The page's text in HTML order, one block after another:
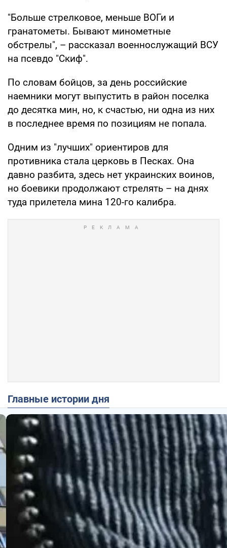
"Больше стрелковое, меньше ВОГи и
гранатометы. Бывают минометные
обстрелы", – рассказал военнослужащий ВСУ
на псевдо "Скиф".
По словам бойцов, за день российские
наемники могут выпустить в район поселка
до десятка мин, но, к счастью, ни одна из них
в последнее время по позициям не попала.
Одним из "лучших" ориентиров для
противника стала церковь в Песках. Она
давно разбита, здесь нет украинских воинов,
но боевики продолжают стрелять – на днях
туда прилетела мина 120-го калибра.
Главные истории дня